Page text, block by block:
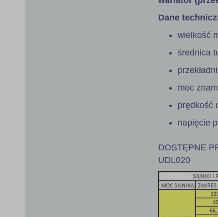
Dane
wielkość
średnica
moc
prędkość
napięcie
DOSTĘPNE
UDL020